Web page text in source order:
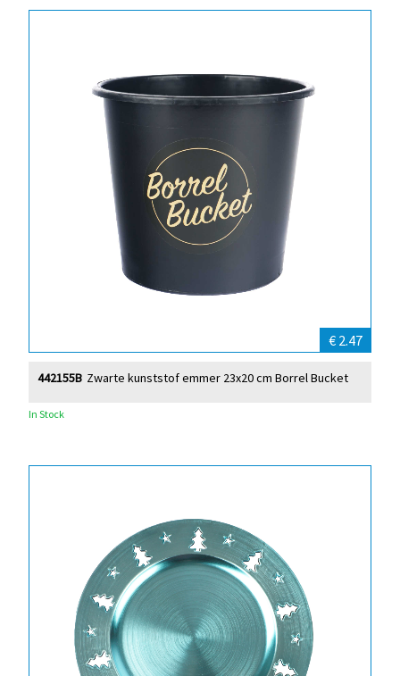
€ 2.47
Zwarte kunststof emmer 23x20 cm Borrel Bucket
442155B
In Stock